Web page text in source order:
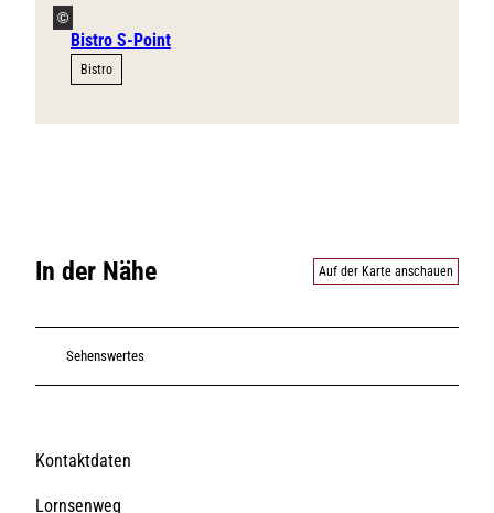
©
Bistro S-Point
Bistro
In der Nähe Auf der Karte anschauen
Sehenswertes
Kontaktdaten
Lornsenweg